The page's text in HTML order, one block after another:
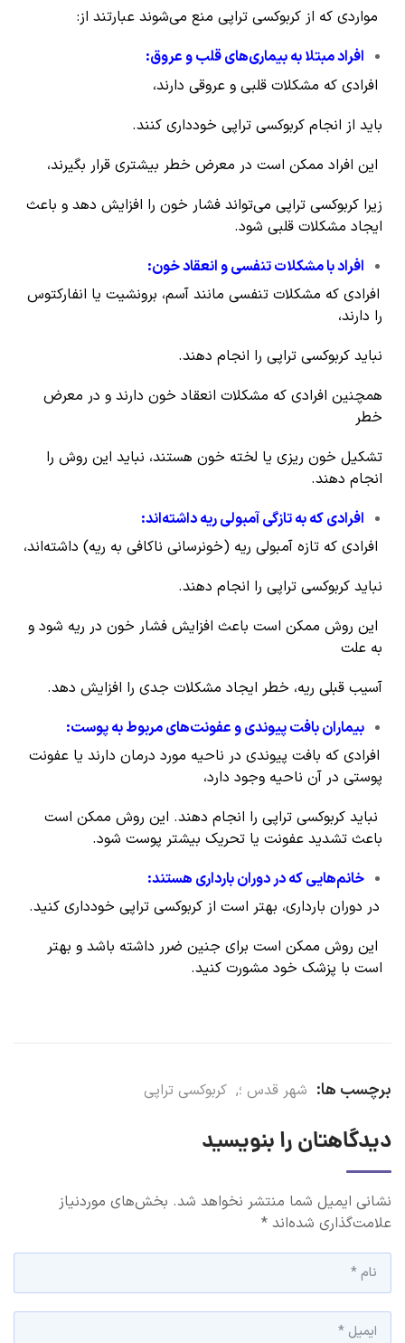
مواردی که از کربوکسی تراپی منع می‌شوند عبارتند از:
افراد مبتلا به بیماری‌های قلب و عروق:
افرادی که مشکلات قلبی و عروقی دارند،
باید از انجام کربوکسی تراپی خودداری کنند.
این افراد ممکن است در معرض خطر بیشتری قرار بگیرند،
زیرا کربوکسی تراپی می‌تواند فشار خون را افزایش دهد و باعث
ایجاد مشکلات قلبی شود.
افراد با مشکلات تنفسی و انعقاد خون:
افرادی که مشکلات تنفسی مانند آسم، برونشیت یا انفارکتوس
را دارند،
نباید کربوکسی تراپی را انجام دهند.
همچنین افرادی که مشکلات انعقاد خون دارند و در معرض
خطر
تشکیل خون ریزی یا لخته خون هستند، نباید این روش را
انجام دهند.
افرادی که به تازگی آمبولی ریه داشته‌اند:
افرادی که تازه آمبولی ریه (خونرسانی ناکافی به ریه) داشته‌اند،
نباید کربوکسی تراپی را انجام دهند.
این روش ممکن است باعث افزایش فشار خون در ریه شود و
به علت
آسیب قبلی ریه، خطر ایجاد مشکلات جدی را افزایش دهد.
بیماران بافت پیوندی و عفونت‌های مربوط به پوست:
افرادی که بافت پیوندی در ناحیه مورد درمان دارند یا عفونت
پوستی در آن ناحیه وجود دارد،
نباید کربوکسی تراپی را انجام دهند. این روش ممکن است
باعث تشدید عفونت یا تحریک بیشتر پوست شود.
خانم‌هایی که در دوران بارداری هستند:
در دوران بارداری، بهتر است از کربوکسی تراپی خودداری کنید.
این روش ممکن است برای جنین ضرر داشته باشد و بهتر
است با پزشک خود مشورت کنید.
برچسب ها: شهر قدس ؛, کربوکسی تراپی
دیدگاهتان را بنویسید
نشانی ایمیل شما منتشر نخواهد شد. بخش‌های موردنیاز
علامت‌گذاری شده‌اند *